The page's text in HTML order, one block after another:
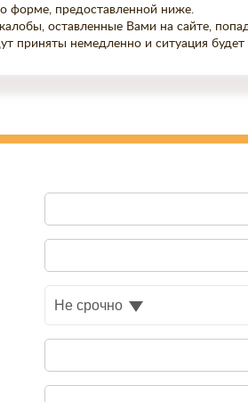
форме, предоставленной ниже.
оставленные Вами на сайте,
приняты немедленно и ситуация будет
Не срочно